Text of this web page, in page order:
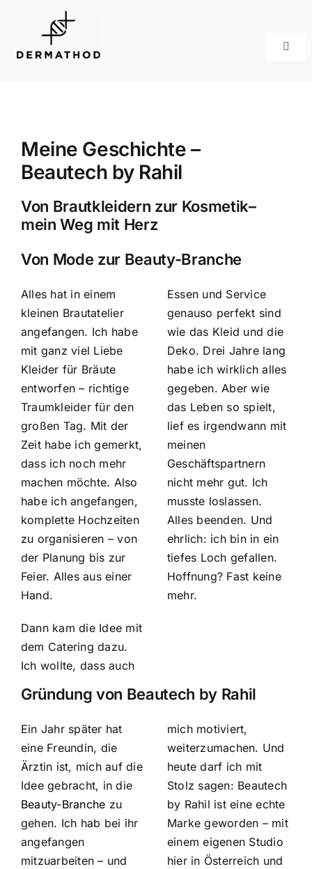
Meine Geschichte –
Beautech by Rahil
Von Brautkleidern zur Kosmetik–
mein Weg mit Herz
Von Mode zur Beauty-Branche
Alles hat in einem
kleinen Brautatelier
angefangen. Ich habe
mit ganz viel Liebe
Kleider für Bräute
entworfen – richtige
Traumkleider für den
großen Tag. Mit der
Zeit habe ich gemerkt,
dass ich noch mehr
machen möchte. Also
habe ich angefangen,
komplette Hochzeiten
zu organisieren – von
der Planung bis zur
Feier. Alles aus einer
Hand.
Dann kam die Idee mit
dem Catering dazu.
Ich wollte, dass auch
Essen und Service
genauso perfekt sind
wie das Kleid und die
Deko. Drei Jahre lang
habe ich wirklich alles
gegeben. Aber wie
das Leben so spielt,
lief es irgendwann mit
meinen
Geschäftspartnern
nicht mehr gut. Ich
musste loslassen.
Alles beenden. Und
ehrlich: ich bin in ein
tiefes Loch gefallen.
Hoffnung? Fast keine
mehr.
Gründung von Beautech by Rahil
Ein Jahr später hat
eine Freundin, die
Ärztin ist, mich auf die
Idee gebracht, in die
Beauty-Branche zu
gehen. Ich hab bei ihr
angefangen
mitzuarbeiten – und
mich motiviert,
weiterzumachen. Und
heute darf ich mit
Stolz sagen: Beautech
by Rahil ist eine echte
Marke geworden – mit
einem eigenen Studio
hier in Österreich und